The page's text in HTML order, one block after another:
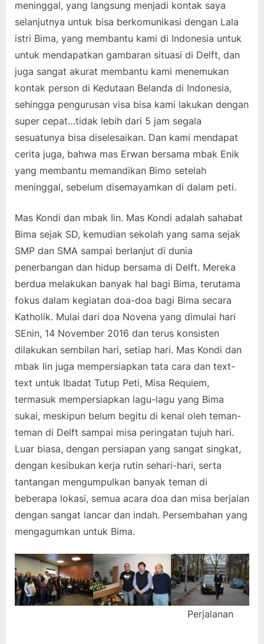
meninggal, yang langsung menjadi kontak saya
selanjutnya untuk bisa berkomunikasi dengan Lala
istri Bima, yang membantu kami di Indonesia untuk
untuk mendapatkan gambaran situasi di Delft, dan
juga sangat akurat membantu kami menemukan
kontak person di Kedutaan Belanda di Indonesia,
sehingga pengurusan visa bisa kami lakukan dengan
super cepat…tidak lebih dari 5 jam segala
sesuatunya bisa diselesaikan. Dan kami mendapat
cerita juga, bahwa mas Erwan bersama mbak Enik
yang membantu memandikan Bimo setelah
meninggal, sebelum disemayamkan di dalam peti.
Mas Kondi dan mbak Iin. Mas Kondi adalah sahabat
Bima sejak SD, kemudian sekolah yang sama sejak
SMP dan SMA sampai berlanjut di dunia
penerbangan dan hidup bersama di Delft. Mereka
berdua melakukan banyak hal bagi Bima, terutama
fokus dalam kegiatan doa-doa bagi Bima secara
Katholik. Mulai dari doa Novena yang dimulai hari
SEnin, 14 November 2016 dan terus konsisten
dilakukan sembilan hari, setiap hari. Mas Kondi dan
mbak Iin juga mempersiapkan tata cara dan text-
text untuk Ibadat Tutup Peti, Misa Requiem,
termasuk mempersiapkan lagu-lagu yang Bima
sukai, meskipun belum begitu di kenal oleh teman-
teman di Delft sampai misa peringatan tujuh hari.
Luar biasa, dengan persiapan yang sangat singkat,
dengan kesibukan kerja rutin sehari-hari, serta
tantangan mengumpulkan banyak teman di
beberapa lokasi, semua acara doa dan misa berjalan
dengan sangat lancar dan indah. Persembahan yang
mengagumkan untuk Bima.
Perjalanan